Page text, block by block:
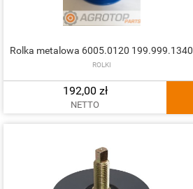
Rolka metalowa 6005.0120 199.999.1340
ROLKI
192,00 zł
NETTO